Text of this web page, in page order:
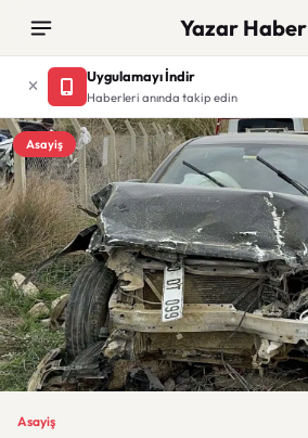
Yazar Haber
Uygulamayı İndir
Haberleri anında takip edin
Asayiş
Asayiş